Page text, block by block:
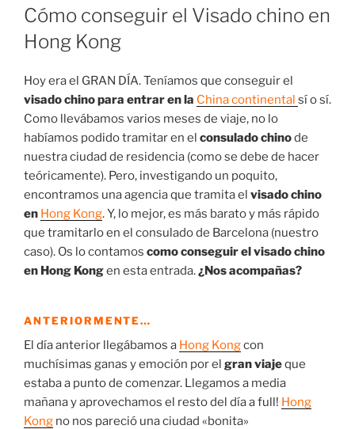
EL
Cómo conseguir el Visado chino en
Hong Kong
Hoy era el GRAN DÍA. Teníamos que conseguir el
visado chino para entrar en la China continental sí o sí.
Como llevábamos varios meses de viaje, no lo
habíamos podido tramitar en el consulado chinode
nuestra ciudad de residencia (como se debe de hacer
teóricamente). Pero, investigando un poquito,
encontramos una agencia que tramita el visado chino
en Hong Kong. Y, lo mejor, es más barato y más rápido
que tramitarlo en el consulado de Barcelona (nuestro
caso). Os lo contamos como conseguir el visado chino
en Hong Kongen esta entrada.¿Nos acompañas?
ANTERIORMENTE…
El día anterior llegábamos a Hong Kongcon
muchísimas ganas y emoción por el gran viajeque
estaba a punto de comenzar. Llegamos a media
mañana y aprovechamos el resto del día a full! Hong
Kong no nos pareció una ciudad «bonita»